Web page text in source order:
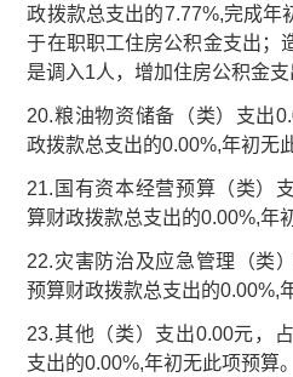
政拨款总支出的7.77%,完成年
于在职职工住房公积金支出；
是调入1人，增加住房公积金支
20.粮油物资储备（类）支出
政拨款总支出的0.00%,年初无
21.国有资本经营预算（类）
算财政拨款总支出的0.00%,年
22.灾害防治及应急管理（类
预算财政拨款总支出的0.00%,
23.其他（类）支出0.00元，
支出的0.00%,年初无此项预算。